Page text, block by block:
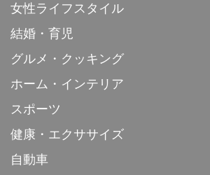
女性ライフスタイル
結婚・育児
グルメ・クッキング
ホーム・インテリア
スポーツ
健康・エクササイズ
自動車